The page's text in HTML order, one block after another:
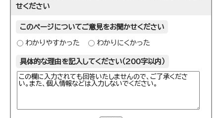
せください
このページについてご意見をお聞かせください
わかりやすかった わかりにくかった
具体的な理由を記入してください（200字以内）